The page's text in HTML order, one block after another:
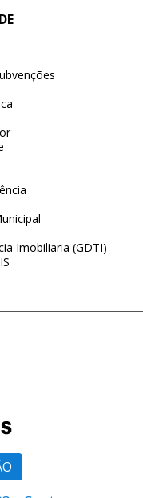
Imobiliaria (GDTI)